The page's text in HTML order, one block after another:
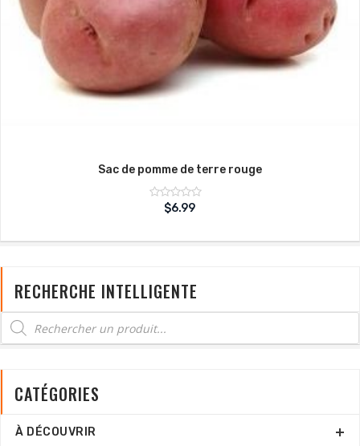
Sac de pomme de terre rouge
Note
sur
$6.99
RECHERCHE INTELLIGENTE
CATÉGORIES
À DÉCOUVRIR